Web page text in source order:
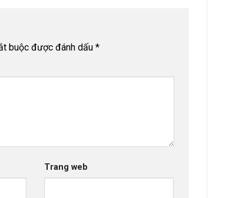
buộc được đánh dấu *
Trang web